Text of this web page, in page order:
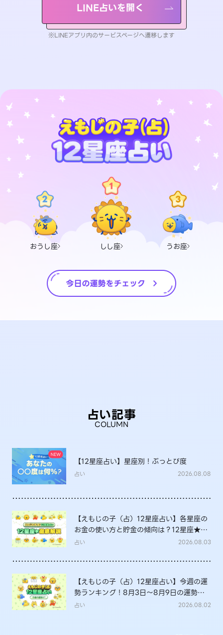
LINE占いを開く
※LINEアプリ内のサービスページへ遷移します
おうし座 しし座 うお座
占い記事
COLUMN
【12星座占い】星座別！ぶっとび度
占い 2026.08.08
【えもじの子（占）12星座占い】各星座の
お金の使い方と貯金の傾向は？12星座★徹
底解説
占い 2026.08.03
【えもじの子（占）12星座占い】今週の運
勢ランキング！8月3日～8月9日の運勢
は？
占い 2026.08.02